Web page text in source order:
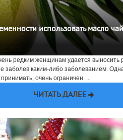
использовать масло
редким женщинам удается выносить
заболев каким-либо заболеванием.
очень ограничен. ...
ЧИТАТЬ ДАЛЕЕ